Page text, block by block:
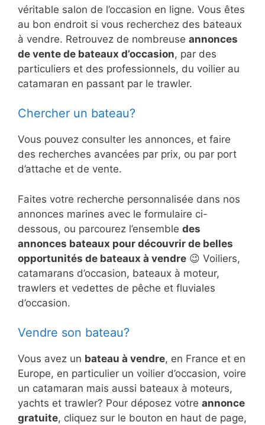
véritable salon de l’occasion en ligne. Vous êtes
au bon endroit si vous recherchez des bateaux
à vendre. Retrouvez de nombreuse annonces
de vente de bateaux d’occasion, par des
particuliers et des professionnels, du voilier au
catamaran en passant par le trawler.
Chercher un bateau?
Vous pouvez consulter les annonces, et faire
des recherches avancées par prix, ou par port
d’attache et de vente.
Faites votre recherche personnalisée dans nos
annonces marines avec le formulaire ci-
dessous, ou parcourez l’ensemble des
annonces bateaux pour découvrir de belles
opportunités de bateaux à vendre 😉 Voiliers,
catamarans d’occasion, bateaux à moteur,
trawlers et vedettes de pêche et fluviales
d’occasion.
Vendre son bateau?
Vous avez un bateau à vendre, en France et en
Europe, en particulier un voilier d’occasion, voire
un catamaran mais aussi bateaux à moteurs,
yachts et trawler? Pour déposez votre annonce
gratuite, cliquez sur le bouton en haut de page,